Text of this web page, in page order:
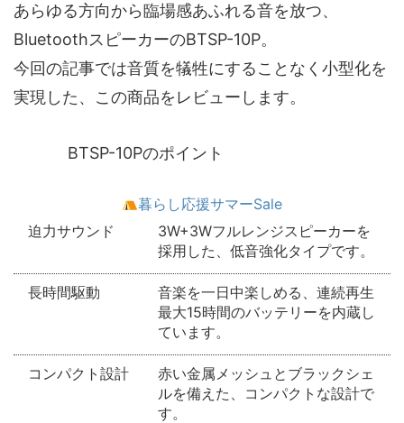
あらゆる方向から臨場感あふれる音を放つ、
BluetoothスピーカーのBTSP-10P。
今回の記事では音質を犠牲にすることなく小型化を
実現した、この商品をレビューします。
BTSP-10Pのポイント
暮らし応援サマーSale
迫力サウンド
3W+3Wフルレンジスピーカーを
採用した、低音強化タイプです。
長時間駆動
音楽を一日中楽しめる、連続再生
最大15時間のバッテリーを内蔵し
ています。
コンパクト設計
赤い金属メッシュとブラックシェ
ルを備えた、コンパクトな設計で
す。